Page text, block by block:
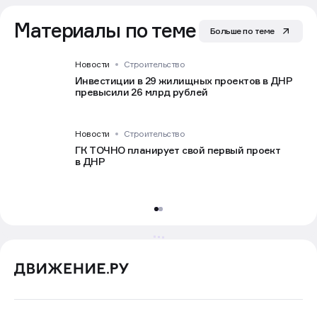
Материалы по теме Больше по теме
Новости Строительство
Инвестиции в 29 жилищных проектов в ДНР
превысили 26 млрд рублей
Новости Строительство
ГК ТОЧНО планирует свой первый проект
в ДНР